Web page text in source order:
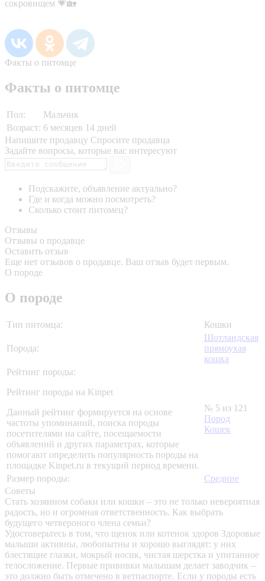
сокровищем 💗🏡
Факты о питомце
Факты о питомце
Пол:
Мальчик
Возраст: 6 месяцев 14 дней
Напишите продавцу Спросите продавца
Задайте вопросы, которые вас интересуют
Подскажите, объявление актуально?
Где и когда можно посмотреть?
Сколько стоит питомец?
Отзывы
Отзывы о продавце
Оставить отзыв
Еще нет отзывов о продавце. Ваш отзыв будет первым.
О породе
О породе
Тип питомца: Кошки
Порода:
Шотландская
прямоухая
кошка
Рейтинг породы:
Рейтинг породы на Kinpet
Данный рейтинг формируется на основе
частоты упоминаний, поиска породы
посетителями на сайте, посещаемости
объявлений и других параметрах, которые
помогают определить популярность породы на
площадке Kinpet.ru в текущий период времени.
№ 5 из 121
Пород
Кошек
Размер породы:
Средние
Советы
Стать хозяином собаки или кошки – это не только невероятная
радость, но и огромная ответственность. Как выбрать
будущего четвероного члена семьи?
Удостоверьтесь в том, что щенок или котенок здоров Здоровые
малыши активны, любопытны и хорошо выглядят: у них
блестящие глазки, мокрый носик, чистая шерстка и упитанное
телосложение. Первые прививки малышам делает заводчик –
это должно быть отмечено в ветпаспорте. Если у породы есть